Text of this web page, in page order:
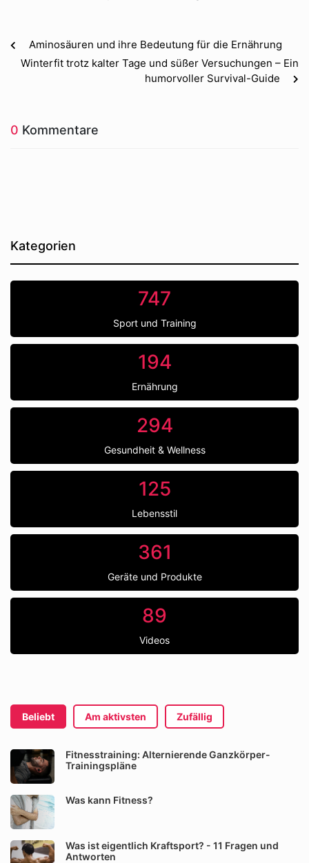
Aminosäuren und ihre Bedeutung für die Ernährung
Winterfit trotz kalter Tage und süßer Versuchungen – Ein
humorvoller Survival-Guide
0 Kommentare
Kategorien
747
Sport und Training
194
Ernährung
294
Gesundheit & Wellness
125
Lebensstil
361
Geräte und Produkte
89
Videos
Beliebt Am aktivsten Zufällig
Fitnesstraining: Alternierende Ganzkörper-
Trainingspläne
Was kann Fitness?
Was ist eigentlich Kraftsport? - 11 Fragen und
Antworten